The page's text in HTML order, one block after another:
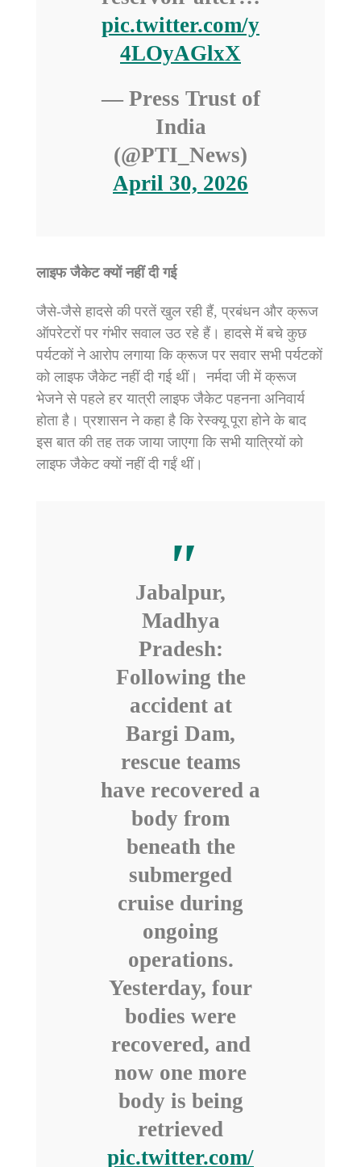
pic.twitter.com/y
4LOyAGlxX
— Press Trust of
India
(@PTI_News)
April 30, 2026
लाइफ जैकेट क्यों नहीं दी गई
जैसे-जैसे हादसे की परतें खुल रही हैं, प्रबंधन और क्रूज
ऑपरेटरों पर गंभीर सवाल उठ रहे हैं। हादसे में बचे कुछ
पर्यटकों ने आरोप लगाया कि क्रूज पर सवार सभी पर्यटकों
को लाइफ जैकेट नहीं दी गई थीं। नर्मदा जी में क्रूज
भेजने से पहले हर यात्री लाइफ जैकेट पहनना अनिवार्य
होता है। प्रशासन ने कहा है कि रेस्क्यू पूरा होने के बाद
इस बात की तह तक जाया जाएगा कि सभी यात्रियों को
लाइफ जैकेट क्यों नहीं दी गईं थीं।
Jabalpur,
Madhya
Pradesh:
Following the
accident at
Bargi Dam,
rescue teams
have recovered a
body from
beneath the
submerged
cruise during
ongoing
operations.
Yesterday, four
bodies were
recovered, and
now one more
body is being
retrieved
pic.twitter.com/